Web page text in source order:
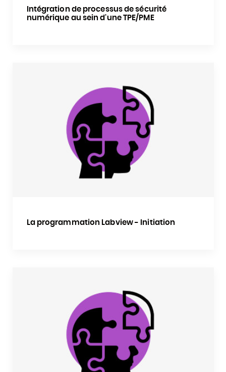
Intégration de processus de sécurité
numérique au sein d'une TPE/PME
La programmation Labview - Initiation